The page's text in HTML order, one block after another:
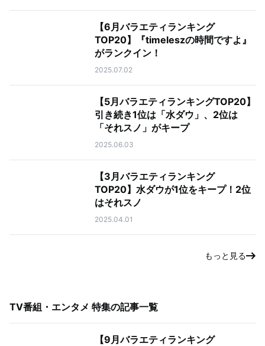
【6月バラエティランキング
TOP20】『timeleszの時間ですよ』
がランクイン！
2025.07.02
【5月バラエティランキングTOP20】
引き続き1位は「水ダウ」、2位は
「それスノ」がキープ
2025.06.03
【3月バラエティランキング
TOP20】水ダウが1位をキープ！2位
はそれスノ
2025.04.01
もっと見る
TV番組・エンタメ 特集の記事一覧
【9月バラエティランキング